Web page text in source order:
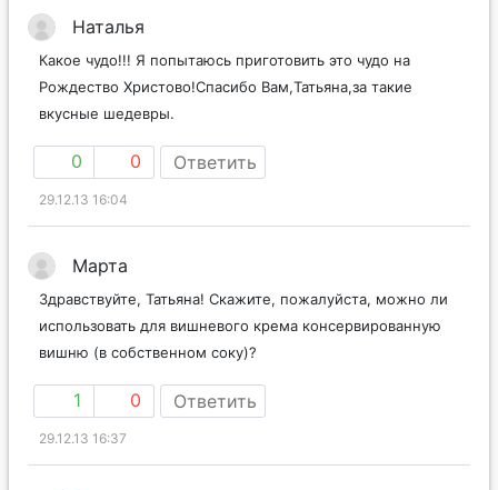
Наталья
Какое чудо!!! Я попытаюсь приготовить это чудо на
Рождество Христово!Спасибо Вам,Татьяна,за такие
вкусные шедевры.
0 0 Ответить
29.12.13 16:04
Марта
Здравствуйте, Татьяна! Скажите, пожалуйста, можно ли
использовать для вишневого крема консервированную
вишню (в собственном соку)?
1 0 Ответить
29.12.13 16:37